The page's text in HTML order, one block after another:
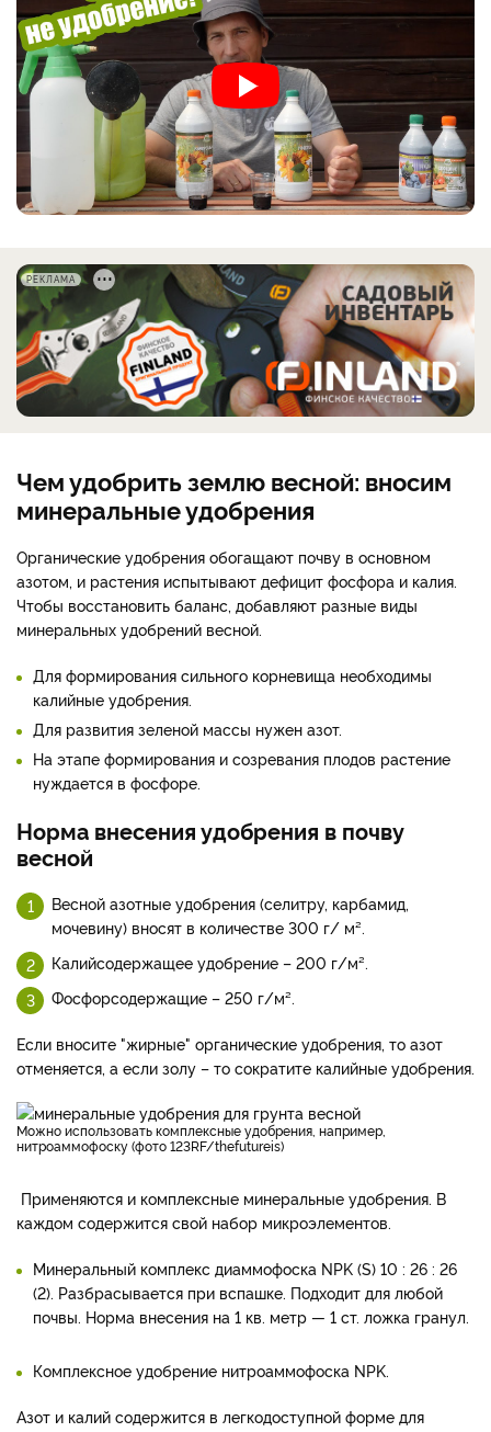
РЕКЛАМА
Чем удобрить землю весной: вносим
минеральные удобрения
Органические удобрения обогащают почву в основном
азотом, и растения испытывают дефицит фосфора и калия.
Чтобы восстановить баланс, добавляют разные виды
минеральных удобрений весной.
Для формирования сильного корневища необходимы
калийные удобрения.
Для развития зеленой массы нужен азот.
На этапе формирования и созревания плодов растение
нуждается в фосфоре.
Норма внесения удобрения в почву
весной
Весной азотные удобрения (селитру, карбамид,
мочевину) вносят в количестве 300 г/ м².
Калийсодержащее удобрение – 200 г/м².
Фосфорсодержащие – 250 г/м².
Если вносите "жирные" органические удобрения, то азот
отменяется, а если золу – то сократите калийные удобрения.
Можно использовать комплексные удобрения, например,
нитроаммофоску (фото 123RF/thefutureis)
Применяются и комплексные минеральные удобрения. В
каждом содержится свой набор микроэлементов.
Минеральный комплекс диаммофоска NPK (S) 10 : 26 : 26
(2). Разбрасывается при вспашке. Подходит для любой
почвы. Норма внесения на 1 кв. метр — 1 ст. ложка гранул.
Комплексное удобрение нитроаммофоска NPK.
Азот и калий содержится в легкодоступной форме для